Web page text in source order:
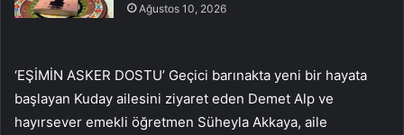
Ağustos 10, 2026
‘EŞİMİN ASKER DOSTU’ Geçici barınakta yeni bir hayata
başlayan Kuday ailesini ziyaret eden Demet Alp ve
hayırsever emekli öğretmen Süheyla Akkaya, aile